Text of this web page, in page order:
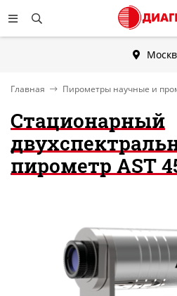
Главная Пирометры научные и
Стационарный
пирометр AST